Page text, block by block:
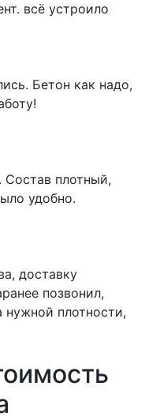
всё устроило
Бетон как надо,
плотный,
удобно.
доставку
позвонил,
плотности,